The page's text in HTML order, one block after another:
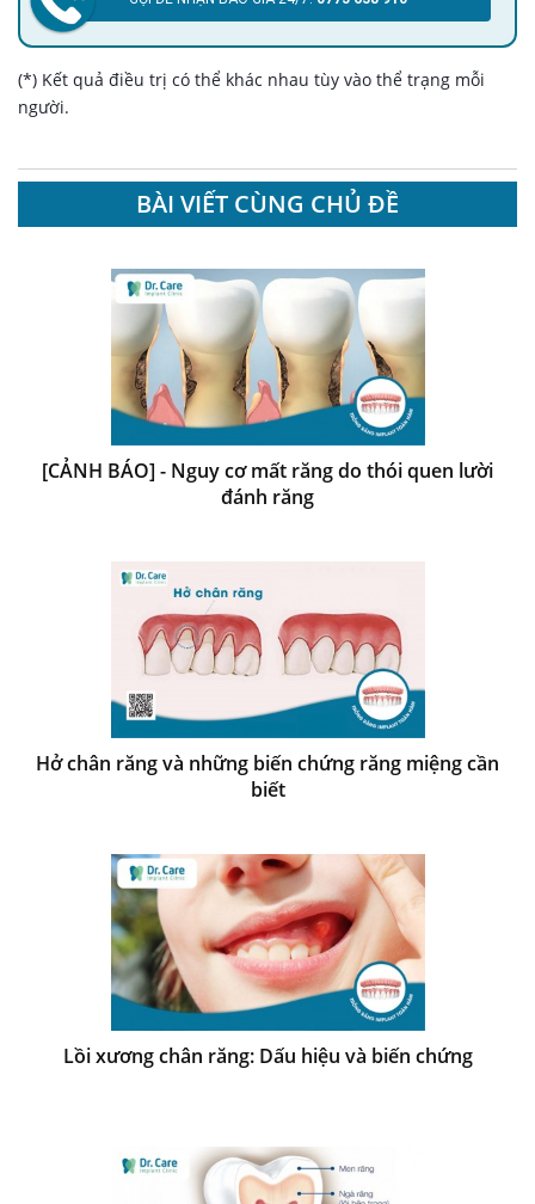
(*) Kết quả điều trị có thể khác nhau tùy vào thể trạng mỗi
người.
BÀI VIẾT CÙNG CHỦ ĐỀ
[CẢNH BÁO] - Nguy cơ mất răng do thói quen lười
đánh răng
Hở chân răng và những biến chứng răng miệng cần
biết
Lồi xương chân răng: Dấu hiệu và biến chứng